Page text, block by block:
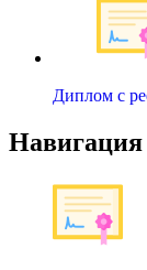
Диплом с
Навигация